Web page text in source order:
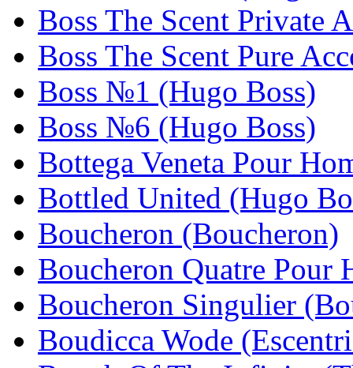
Boss The Scent Private
Boss The Scent Pure
Boss №1 (Hugo Boss)
Boss №6 (Hugo Boss)
Bottega Veneta Pour
Bottled United (Hugo
Boucheron (Boucheron)
Boucheron Quatre Pour
Boucheron Singulier
Boudicca Wode